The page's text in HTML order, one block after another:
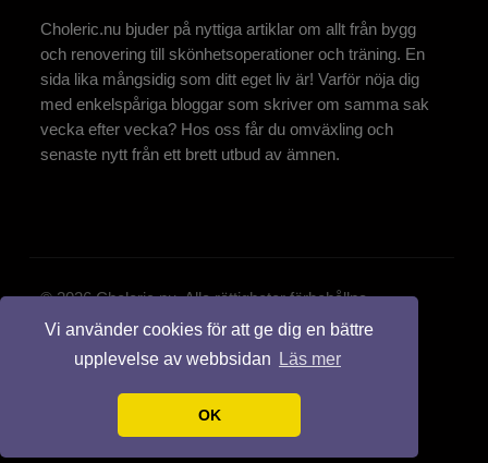
Vi använder cookies för att ge dig en bättre
upplevelse av webbsidan
Läs mer
OK
Choleric.nu bjuder på nyttiga artiklar om allt från bygg
och renovering till skönhetsoperationer och träning. En
sida lika mångsidig som ditt eget liv är! Varför nöja dig
med enkelspåriga bloggar som skriver om samma sak
vecka efter vecka? Hos oss får du omväxling och
senaste nytt från ett brett utbud av ämnen.
© 2026 Choleric.nu. Alla rättigheter förbehållna.